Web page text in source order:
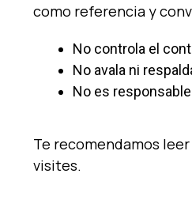
como referencia y
No controla el
No avala ni
No es
Te recomendamos
visites.